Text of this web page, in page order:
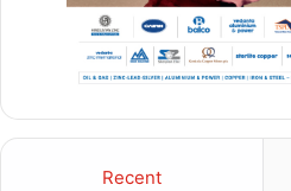
Recent